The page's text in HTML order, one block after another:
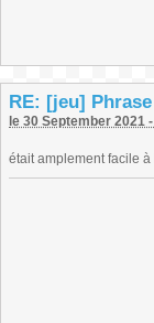
RE: [jeu]
le 30 September 2021
était amplement facile